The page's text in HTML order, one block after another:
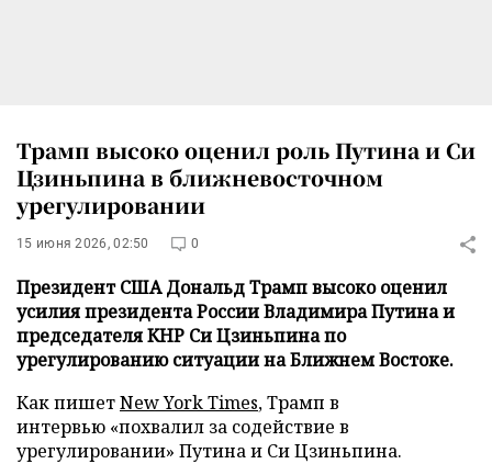
Трамп высоко оценил роль Путина и Си
Цзиньпина в ближневосточном
урегулировании
15 июня 2026, 02:50 0
Президент США Дональд Трамп высоко оценил
усилия президента России Владимира Путина и
председателя КНР Си Цзиньпина по
урегулированию ситуации на Ближнем Востоке.
Как пишетNew York Times, Трамп в
интервью «похвалил за содействие в
урегулировании» Путина и Си Цзиньпина.